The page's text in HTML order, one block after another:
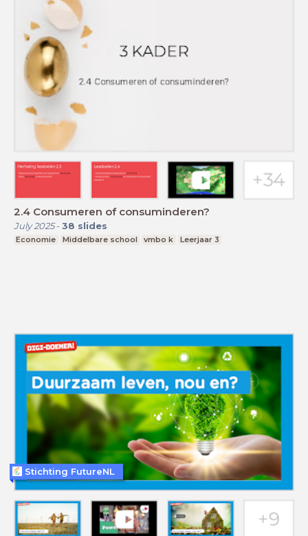
2.4 Consumeren of consuminderen?
July 2025- 38 slides
Economie Middelbare school vmbo k Leerjaar 3
Stichting FutureNL